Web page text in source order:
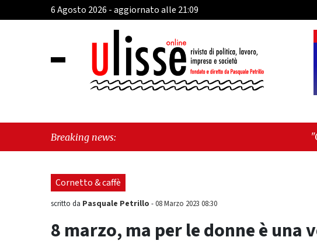
6 Agosto 2026 - aggiornato alle 21:09
Breaking news: "Cava de' Tirreni, il
sul Mare, giornata
Cornetto & caffè
scritto da Pasquale Petrillo -08 Marzo 2023 08:30
8 marzo, ma per le donne è una